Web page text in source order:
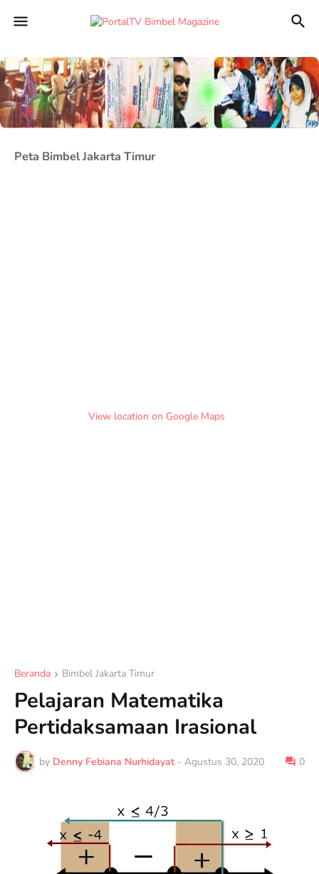
Peta Bimbel Jakarta Timur
View location on Google Maps
Beranda Bimbel Jakarta Timur
Pelajaran Matematika
Pertidaksamaan Irasional
by Denny Febiana Nurhidayat - Agustus 30, 2020 0